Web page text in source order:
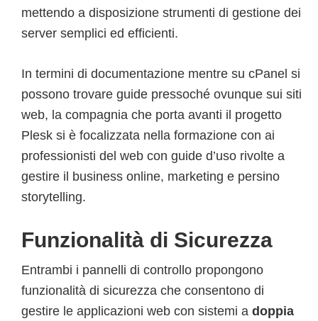
mettendo a disposizione strumenti di gestione dei
server semplici ed efficienti.
In termini di documentazione mentre su cPanel si
possono trovare guide pressoché ovunque sui siti
web, la compagnia che porta avanti il progetto
Plesk si è focalizzata nella formazione con ai
professionisti del web con guide d’uso rivolte a
gestire il business online, marketing e persino
storytelling.
Funzionalità di Sicurezza
Entrambi i pannelli di controllo propongono
funzionalità di sicurezza che consentono di
gestire le applicazioni web con sistemi a doppia